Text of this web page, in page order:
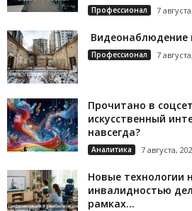
Профессионал 7
Видеонаблюдение
Профессионал 7
Прочитано в
искусственный
навсегда?
Аналитика 7 августа,
Новые технологии
инвалидностью
рамках...